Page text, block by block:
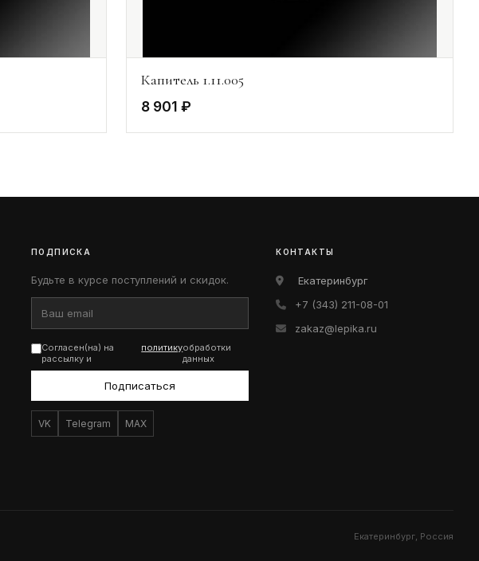
Капитель 1.11.005
8 901 ₽
ПОДПИСКА
Будьте в курсе поступлений и скидок.
Согласен(на) на
рассылку и
политикуобработки
данных
Подписаться
VK Telegram MAX
КОНТАКТЫ
Екатеринбург
+7 (343) 211-08-01
zakaz@lepika.ru
Екатеринбург, Россия